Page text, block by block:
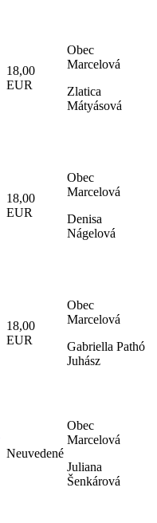
18,00
EUR
Obec
Marcelová
Zlatica
Mátyásová
18,00
EUR
Obec
Marcelová
Denisa
Nágelová
18,00
EUR
Obec
Marcelová
Gabriella Pathó
Juhász
Neuvedené
Obec
Marcelová
Juliana
Šenkárová